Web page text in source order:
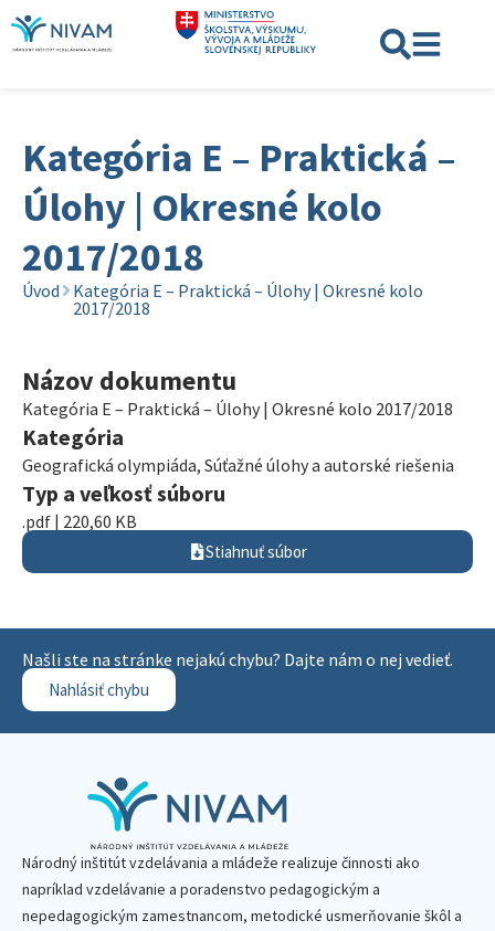
Kategória E – Praktická –
Úlohy | Okresné kolo
2017/2018
Úvod
Kategória E – Praktická – Úlohy | Okresné kolo
2017/2018
Názov dokumentu
Kategória E – Praktická – Úlohy | Okresné kolo 2017/2018
Kategória
Geografická olympiáda, Súťažné úlohy a autorské riešenia
Typ a veľkosť súboru
.pdf | 220,60 KB
Stiahnuť súbor
Našli ste na stránke nejakú chybu? Dajte nám o nej vedieť.
Nahlásiť chybu
Národný inštitút vzdelávania a mládeže realizuje činnosti ako
napríklad vzdelávanie a poradenstvo pedagogickým a
nepedagogickým zamestnancom, metodické usmerňovanie škôl a